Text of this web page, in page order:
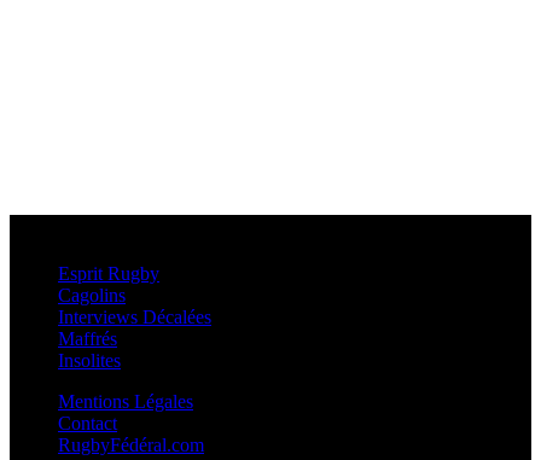
Esprit Rugby
Cagolins
Interviews Décalées
Maffrés
Insolites
Mentions Légales
Contact
RugbyFédéral.com